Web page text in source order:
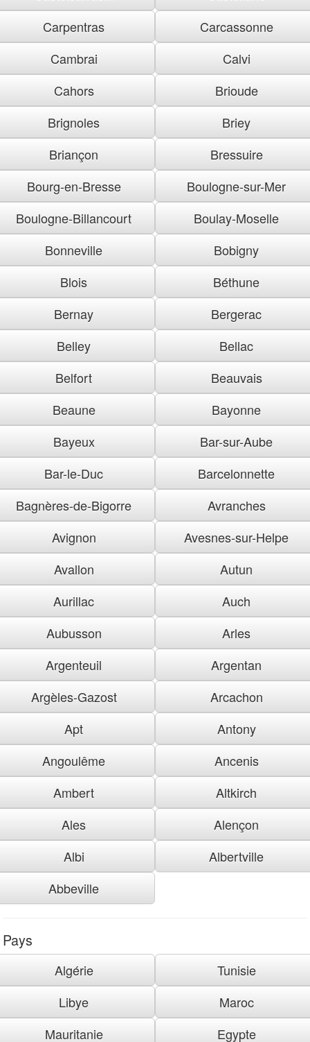
Carpentras
Carcassonne
Cambrai
Calvi
Cahors
Brioude
Brignoles
Briey
Briançon
Bressuire
Bourg-en-Bresse
Boulogne-sur-Mer
Boulogne-Billancourt
Boulay-Moselle
Bonneville
Bobigny
Blois
Béthune
Bernay
Bergerac
Belley
Bellac
Belfort
Beauvais
Beaune
Bayonne
Bayeux
Bar-sur-Aube
Bar-le-Duc
Barcelonnette
Bagnères-de-Bigorre
Avranches
Avignon
Avesnes-sur-Helpe
Avallon
Autun
Aurillac
Auch
Aubusson
Arles
Argenteuil
Argentan
Argèles-Gazost
Arcachon
Apt
Antony
Angoulême
Ancenis
Ambert
Altkirch
Ales
Alençon
Albi
Albertville
Abbeville
Pays
Algérie
Tunisie
Libye
Maroc
Mauritanie
Egypte